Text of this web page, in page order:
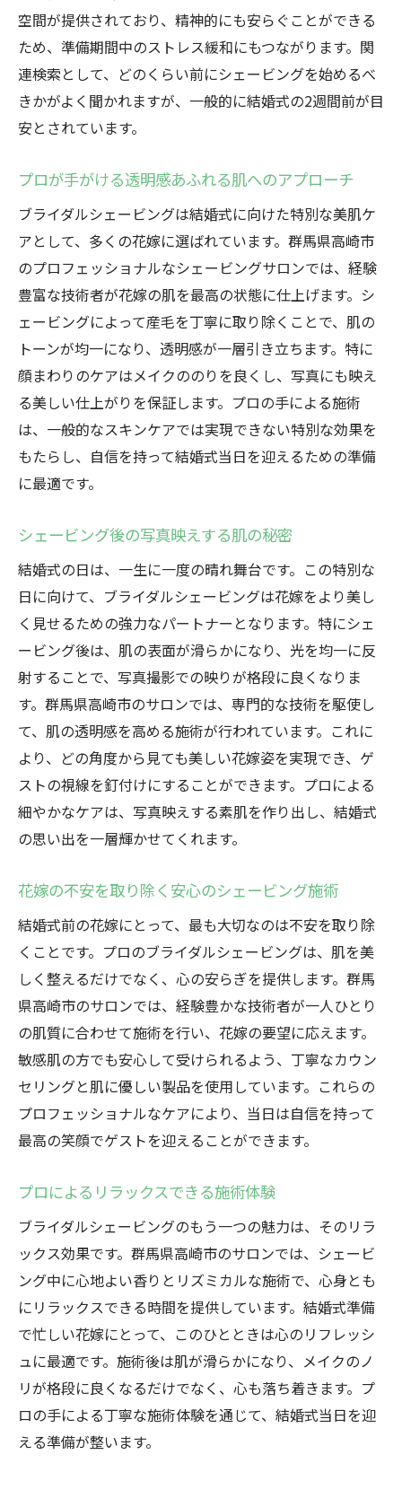
空間が提供されており、精神的にも安らぐことができる
ため、準備期間中のストレス緩和にもつながります。関
連検索として、どのくらい前にシェービングを始めるべ
きかがよく聞かれますが、一般的に結婚式の2週間前が目
安とされています。
プロが手がける透明感あふれる肌へのアプローチ
ブライダルシェービングは結婚式に向けた特別な美肌ケ
アとして、多くの花嫁に選ばれています。群馬県高崎市
のプロフェッショナルなシェービングサロンでは、経験
豊富な技術者が花嫁の肌を最高の状態に仕上げます。シ
ェービングによって産毛を丁寧に取り除くことで、肌の
トーンが均一になり、透明感が一層引き立ちます。特に
顔まわりのケアはメイクののりを良くし、写真にも映え
る美しい仕上がりを保証します。プロの手による施術
は、一般的なスキンケアでは実現できない特別な効果を
もたらし、自信を持って結婚式当日を迎えるための準備
に最適です。
シェービング後の写真映えする肌の秘密
結婚式の日は、一生に一度の晴れ舞台です。この特別な
日に向けて、ブライダルシェービングは花嫁をより美し
く見せるための強力なパートナーとなります。特にシェ
ービング後は、肌の表面が滑らかになり、光を均一に反
射することで、写真撮影での映りが格段に良くなりま
す。群馬県高崎市のサロンでは、専門的な技術を駆使し
て、肌の透明感を高める施術が行われています。これに
より、どの角度から見ても美しい花嫁姿を実現でき、ゲ
ストの視線を釘付けにすることができます。プロによる
細やかなケアは、写真映えする素肌を作り出し、結婚式
の思い出を一層輝かせてくれます。
花嫁の不安を取り除く安心のシェービング施術
結婚式前の花嫁にとって、最も大切なのは不安を取り除
くことです。プロのブライダルシェービングは、肌を美
しく整えるだけでなく、心の安らぎを提供します。群馬
県高崎市のサロンでは、経験豊かな技術者が一人ひとり
の肌質に合わせて施術を行い、花嫁の要望に応えます。
敏感肌の方でも安心して受けられるよう、丁寧なカウン
セリングと肌に優しい製品を使用しています。これらの
プロフェッショナルなケアにより、当日は自信を持って
最高の笑顔でゲストを迎えることができます。
プロによるリラックスできる施術体験
ブライダルシェービングのもう一つの魅力は、そのリラ
ックス効果です。群馬県高崎市のサロンでは、シェービ
ング中に心地よい香りとリズミカルな施術で、心身とも
にリラックスできる時間を提供しています。結婚式準備
で忙しい花嫁にとって、このひとときは心のリフレッシ
ュに最適です。施術後は肌が滑らかになり、メイクのノ
リが格段に良くなるだけでなく、心も落ち着きます。プ
ロの手による丁寧な施術体験を通じて、結婚式当日を迎
える準備が整います。